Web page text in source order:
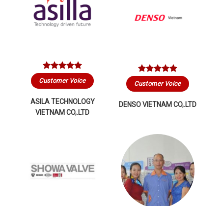
Customer Voice
ASILA TECHNOLOGY
VIETNAM CO,.LTD
Customer Voice
DENSO VIETNAM CO,.LTD